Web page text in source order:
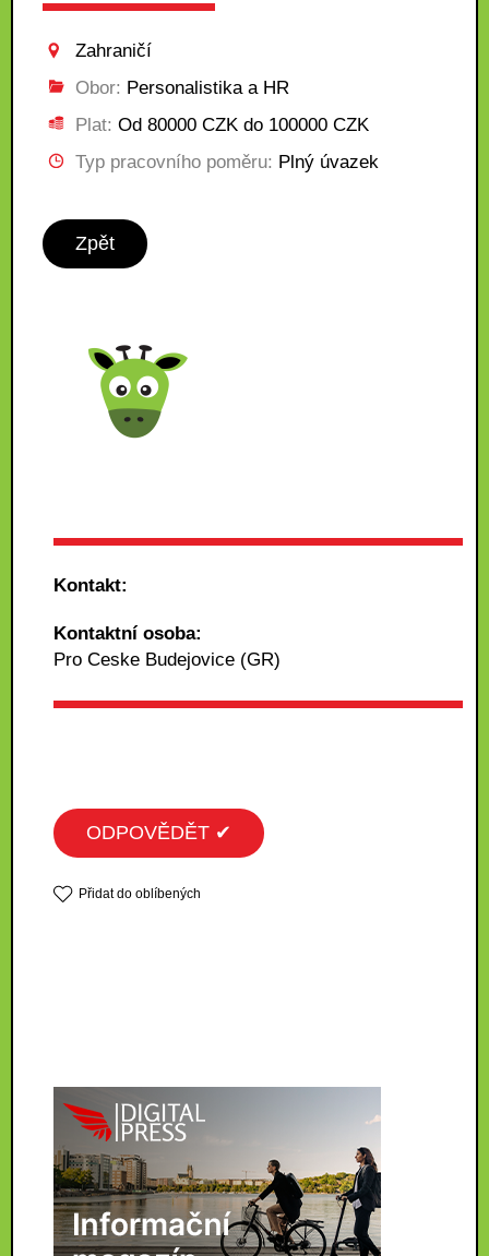
Zahraničí
Obor: Personalistika a HR
Plat: Od 80000 CZK do 100000 CZK
Typ pracovního poměru: Plný úvazek
Zpět
Kontakt:
Kontaktní osoba:
Pro Ceske Budejovice (GR)
ODPOVĚDĚT ✔
Přidat do oblíbených